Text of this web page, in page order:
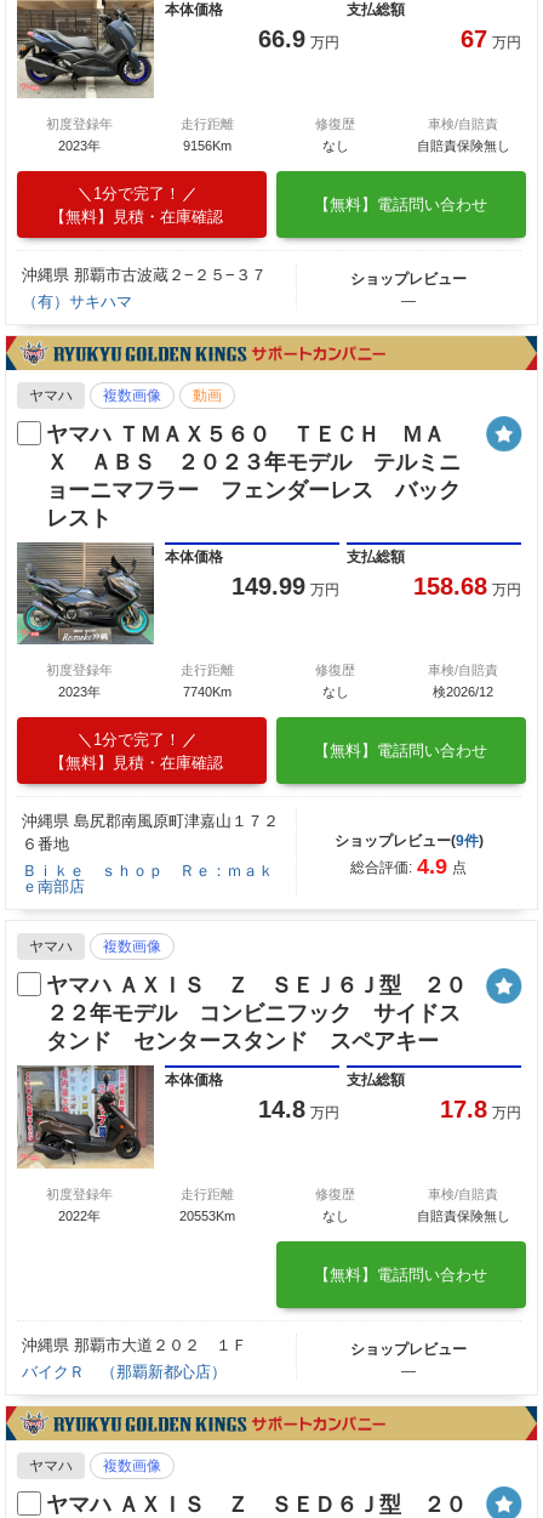
本体価格
66.9 万円
支払総額
67 万円
初度登録年
2023年
走行距離
9156Km
修復歴
なし
車検/自賠責
自賠責保険無し
1分で完了！
【無料】見積・在庫確認
【無料】電話問い合わせ
沖縄県 那覇市古波蔵２−２５−３７
（有）サキハマ
ショップレビュー
―
ヤマハ 複数画像 動画
ヤマハ ＴＭＡＸ５６０ ＴＥＣＨ ＭＡ
Ｘ ＡＢＳ ２０２３年モデル テルミニ
ョーニマフラー フェンダーレス バック
レスト
本体価格
149.99 万円
支払総額
158.68 万円
初度登録年
2023年
走行距離
7740Km
修復歴
なし
車検/自賠責
検2026/12
1分で完了！
【無料】見積・在庫確認
【無料】電話問い合わせ
沖縄県 島尻郡南風原町津嘉山１７２
６番地
Ｂｉｋｅ ｓｈｏｐ Ｒｅ：ｍａｋ
ｅ南部店
ショップレビュー(9件)
総合評価: 4.9 点
ヤマハ 複数画像
ヤマハ ＡＸＩＳ Ｚ ＳＥＪ６Ｊ型 ２０
２２年モデル コンビニフック サイドス
タンド センタースタンド スペアキー
本体価格
14.8 万円
支払総額
17.8 万円
初度登録年
2022年
走行距離
20553Km
修復歴
なし
車検/自賠責
自賠責保険無し
【無料】電話問い合わせ
沖縄県 那覇市大道２０２ １Ｆ
バイクＲ （那覇新都心店）
ショップレビュー
―
ヤマハ 複数画像
ヤマハ ＡＸＩＳ Ｚ ＳＥＤ６Ｊ型 ２０